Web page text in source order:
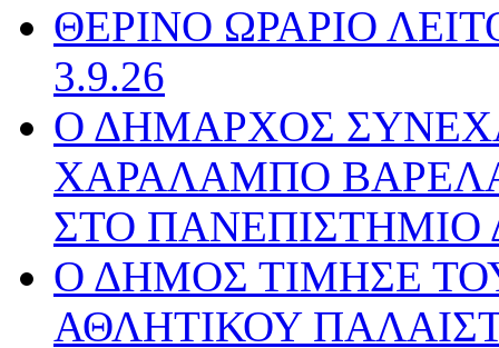
ΘΕΡΙΝΟ ΩΡΑΡΙΟ
3.9.26
Ο ΔΗΜΑΡΧΟΣ
ΧΑΡΑΛΑΜΠΟ
ΣΤΟ ΠΑΝΕΠΙΣΤΗΜΙΟ
Ο ΔΗΜΟΣ ΤΙΜΗΣΕ
ΑΘΛΗΤΙΚΟΥ